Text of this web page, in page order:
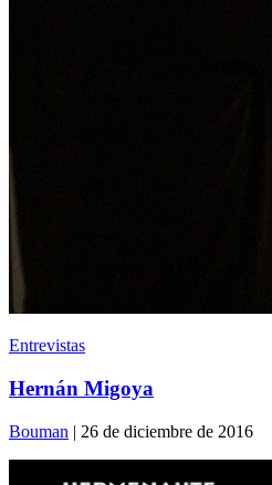
Entrevistas
Hernán Migoya
Bouman | 26 de diciembre de 2016